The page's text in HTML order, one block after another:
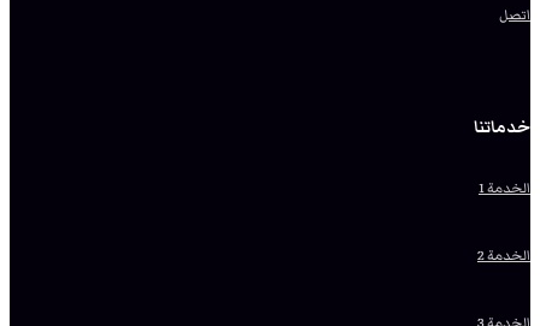
اتصل
خدماتنا
الخدمة 1
الخدمة 2